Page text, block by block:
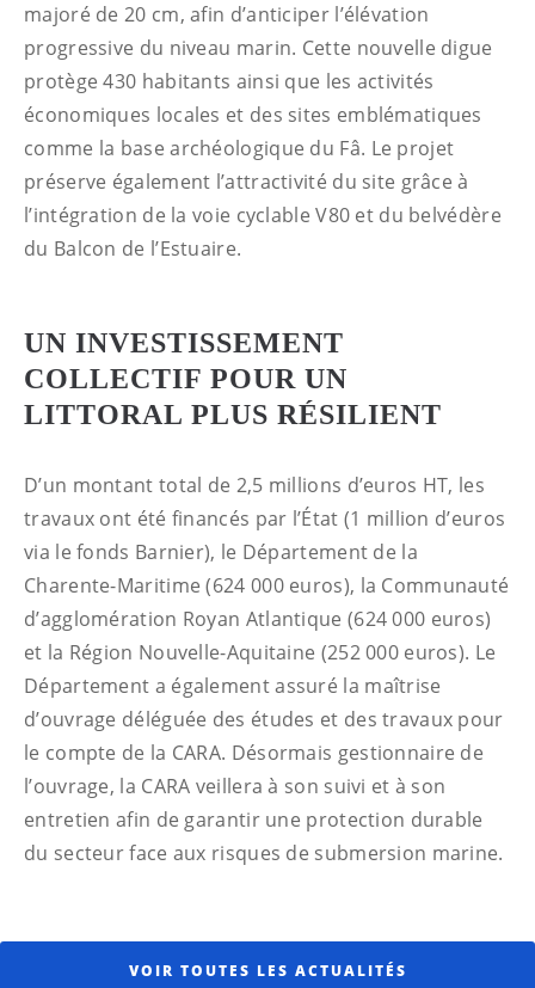
majoré de 20 cm, afin d’anticiper l’élévation
progressive du niveau marin. Cette nouvelle digue
protège 430 habitants ainsi que les activités
économiques locales et des sites emblématiques
comme la base archéologique du Fâ. Le projet
préserve également l’attractivité du site grâce à
l’intégration de la voie cyclable V80 et du belvédère
du Balcon de l’Estuaire.
UN INVESTISSEMENT
COLLECTIF POUR UN
LITTORAL PLUS RÉSILIENT
D’un montant total de 2,5 millions d’euros HT, les
travaux ont été financés par l’État (1 million d’euros
via le fonds Barnier), le Département de la
Charente-Maritime (624 000 euros), la Communauté
d’agglomération Royan Atlantique (624 000 euros)
et la Région Nouvelle-Aquitaine (252 000 euros). Le
Département a également assuré la maîtrise
d’ouvrage déléguée des études et des travaux pour
le compte de la CARA. Désormais gestionnaire de
l’ouvrage, la CARA veillera à son suivi et à son
entretien afin de garantir une protection durable
du secteur face aux risques de submersion marine.
VOIR TOUTES LES ACTUALITÉS